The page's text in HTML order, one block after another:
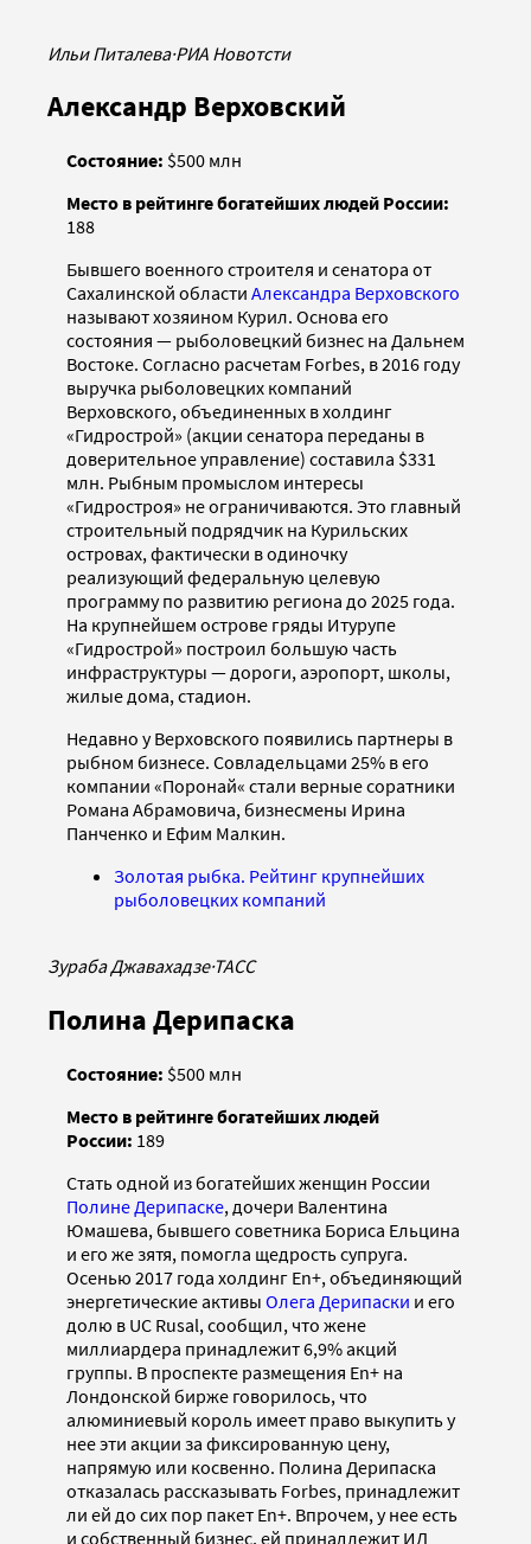
Ильи Питалева·РИА Новотсти
Александр Верховский
Состояние: $500 млн
Место в рейтинге богатейших людей России:
188
Бывшего военного строителя и сенатора от
Сахалинской области Александра Верховского
называют хозяином Курил. Основа его
состояния — рыболовецкий бизнес на Дальнем
Востоке. Согласно расчетам Forbes, в 2016 году
выручка рыболовецких компаний
Верховского, объединенных в холдинг
«Гидрострой» (акции сенатора переданы в
доверительное управление) составила $331
млн. Рыбным промыслом интересы
«Гидростроя» не ограничиваются. Это главный
строительный подрядчик на Курильских
островах, фактически в одиночку
реализующий федеральную целевую
программу по развитию региона до 2025 года.
На крупнейшем острове гряды Итурупе
«Гидрострой» построил большую часть
инфраструктуры — дороги, аэропорт, школы,
жилые дома, стадион.
Недавно у Верховского появились партнеры в
рыбном бизнесе. Совладельцами 25% в его
компании «Поронай« стали верные соратники
Романа Абрамовича, бизнесмены Ирина
Панченко и Ефим Малкин.
Золотая рыбка. Рейтинг крупнейших
рыболовецких компаний
Зураба Джавахадзе·ТАСС
Полина Дерипаска
Состояние: $500 млн
Место в рейтинге богатейших людей
России: 189
Стать одной из богатейших женщин России
Полине Дерипаске, дочери Валентина
Юмашева, бывшего советника Бориса Ельцина
и его же зятя, помогла щедрость супруга.
Осенью 2017 года холдинг En+, объединяющий
энергетические активы Олега Дерипаски и его
долю в UC Rusal, сообщил, что жене
миллиардера принадлежит 6,9% акций
группы. В проспекте размещения En+ на
Лондонской бирже говорилось, что
алюминиевый король имеет право выкупить у
нее эти акции за фиксированную цену,
напрямую или косвенно. Полина Дерипаска
отказалась рассказывать Forbes, принадлежит
ли ей до сих пор пакет En+. Впрочем, у нее есть
и собственный бизнес, ей принадлежит ИД